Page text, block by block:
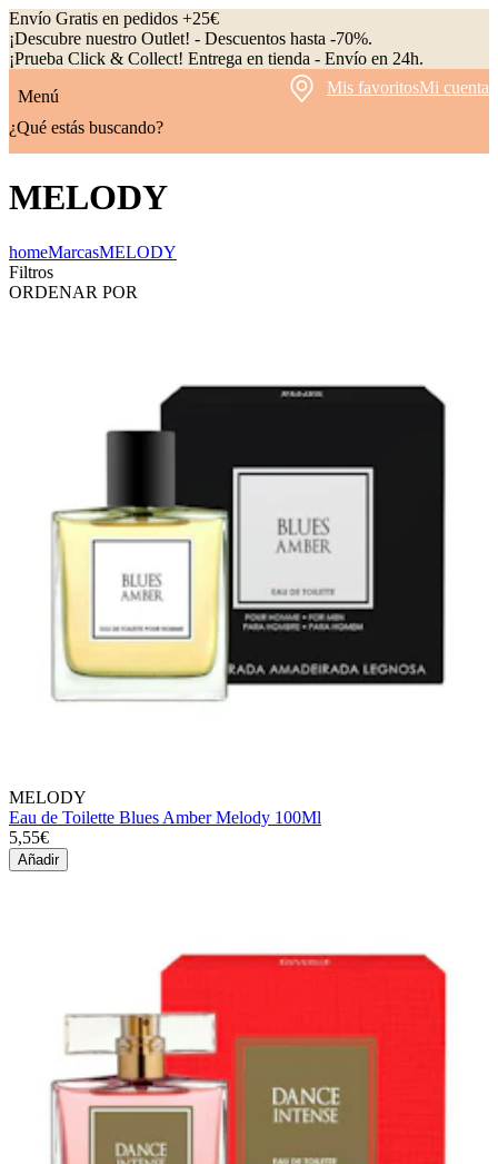
Envío Gratis en pedidos +25€
¡Descubre nuestro Outlet! - Descuentos hasta -70%.
¡Prueba Click & Collect! Entrega en tienda - Envío en 24h.
Menú
Mis favoritosMi cuenta
¿Qué estás buscando?
MELODY
homeMarcasMELODY
Filtros
ORDENAR POR
MELODY
Eau de Toilette Blues Amber Melody 100Ml
5,55€
Añadir